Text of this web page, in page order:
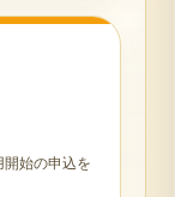
始の申込を